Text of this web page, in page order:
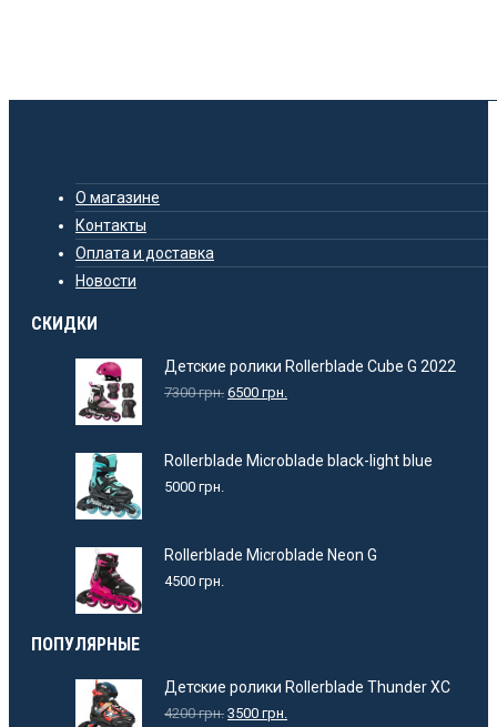
О магазине
Контакты
Оплата и доставка
Новости
СКИДКИ
Детские ролики Rollerblade Cube G 2022
7300грн. 6500 грн.
Rollerblade Microblade black-light blue
5000 грн.
Rollerblade Microblade Neon G
4500 грн.
ПОПУЛЯРНЫЕ
Детские ролики Rollerblade Thunder XC
4200грн. 3500 грн.